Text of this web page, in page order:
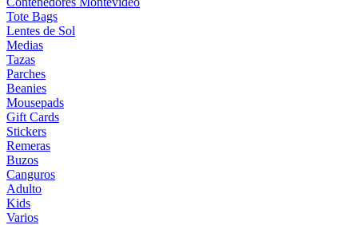
Tote Bags
Lentes de Sol
Medias
Tazas
Parches
Beanies
Mousepads
Gift Cards
Stickers
Remeras
Buzos
Canguros
Adulto
Kids
Varios